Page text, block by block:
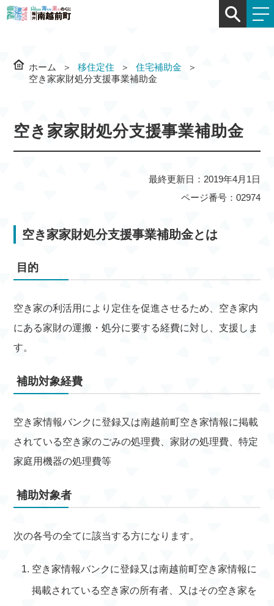
ホーム 移住定住
住宅補助金
空き家家財処分支援事業補助金
空き家家財処分支援事業補助金
最終更新日：2019年4月1日
ページ番号：02974
空き家家財処分支援事業補助金とは
目的
空き家の利活用により定住を促進させるため、空き家内
にある家財の運搬・処分に要する経費に対し、支援しま
す。
補助対象経費
空き家情報バンクに登録又は南越前町空き家情報に掲載
されている空き家のごみの処理費、家財の処理費、特定
家庭用機器の処理費等
補助対象者
次の各号の全てに該当する方になります。
空き家情報バンクに登録又は南越前町空き家情報に
掲載されている空き家の所有者、又はその空き家を